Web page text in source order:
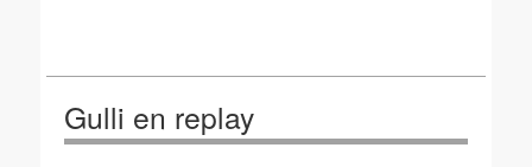
Gulli en replay